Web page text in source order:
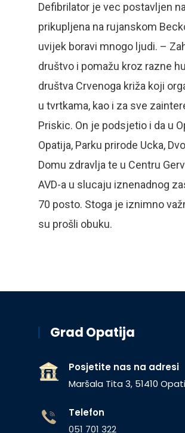
Defibrilator je vec postavljen
prikupljena na rujanskom
uvijek boravi mnogo ljudi. –
društvo i pomažu kroz razne
društva Crvenoga križa koji
u tvrtkama, kao i za sve
Priskic. On je podsjetio i da u
Opatija, Parku prirode Ucka,
Domu zdravlja te u Centru
AVD-a u slucaju iznenadnog
70 posto. Stoga je iznimno
su prošli obuku.
Grad Opatija
Posjetite nas na adresi
Maršala Tita 3, 51410
Telefon
051 701 322